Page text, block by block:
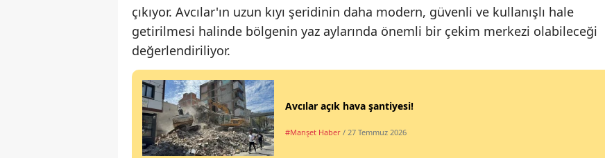
çıkıyor. Avcılar'ın uzun kıyı şeridinin daha modern, güvenli ve kullanışlı hale
getirilmesi halinde bölgenin yaz aylarında önemli bir çekim merkezi olabileceği
değerlendiriliyor.
Avcılar açık hava şantiyesi!
#Manşet Haber / 27 Temmuz 2026